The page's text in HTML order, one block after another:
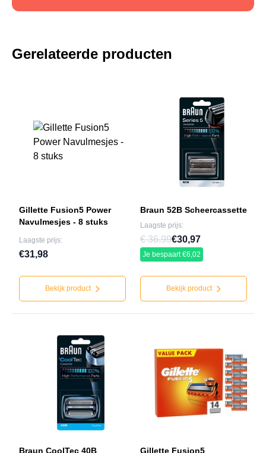
Gerelateerde producten
Gillette Fusion5 Power
Navulmesjes - 8 stuks
Laagste prijs:
€31,98
Bekijk product
Braun 52B Scheercassette
Laagste prijs:
€ 36.99€30,97
Je bespaart €6,02
Bekijk product
Braun CoolTec 40B Gillette Fusion5